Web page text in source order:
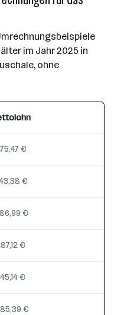
im Jahr 2025 in
ohne
€
€
€
€
€
€